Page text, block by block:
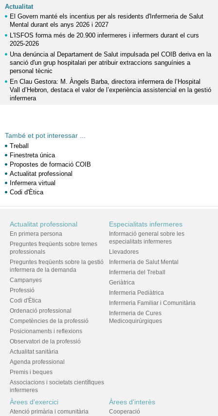
Actualitat
El Govern manté els incentius per als residents d'Infermeria de Salut
Mental durant els anys 2026 i 2027
L'ISFOS forma més de 20.900 infermeres i infermers durant el curs
2025-2026
Una denúncia al Departament de Salut impulsada pel COIB deriva en la
sanció d'un grup hospitalari per atribuir extraccions sanguínies a
personal tècnic
En Clau Gestora: M. Àngels Barba, directora infermera de l’Hospital
Vall d’Hebron, destaca el valor de l’experiència assistencial en la gestió
infermera
També et pot interessar ...
Treball
Finestreta única
Propostes de formació COIB
Actualitat professional
Infermera virtual
Codi d'Ètica
Actualitat professional
En primera persona
Preguntes freqüents sobre temes
professionals
Preguntes freqüents sobre la gestió
infermera de la demanda
Campanyes
Professió
Codi d'Ètica
Ordenació professional
Competències de la professió
Posicionaments i reflexions
Observatori de la professió
Actualitat sanitària
Agenda professional
Premis i beques
Associacions i societats científiques
infermeres
Especialitats infermeres
Informació general sobre les
especialitats infermeres
Llevadores
Infermeria de Salut Mental
Infermeria del Treball
Geriàtrica
Infermeria Pediàtrica
Infermeria Familiar i Comunitària
Infermeria de Cures
Medicoquirúrgiques
Àrees d'exercici
Atenció primària i comunitària
Àrees d'interès
Cooperació